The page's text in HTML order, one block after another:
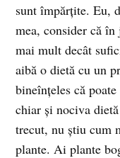
sunt împărțite. Eu,
mea, consider că
mai mult decât
aibă o dietă cu un
bineînțeles că
chiar și nociva
trecut, nu știu cum
plante. Ai plante